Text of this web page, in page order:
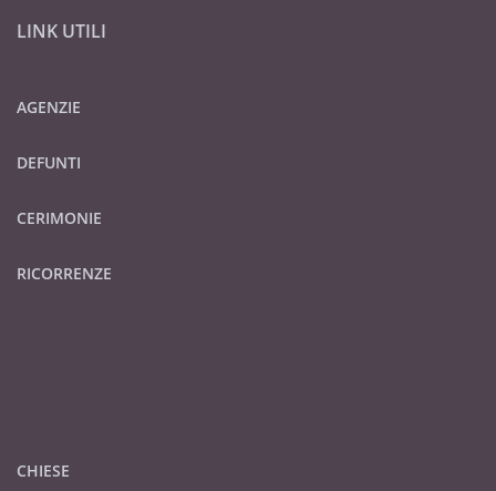
LINK UTILI
AGENZIE
DEFUNTI
CERIMONIE
RICORRENZE
CHIESE